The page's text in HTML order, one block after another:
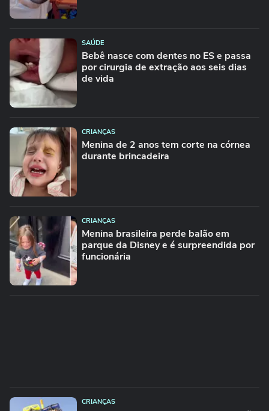
SAÚDE
Bebê nasce com dentes no ES e passa
por cirurgia de extração aos seis dias
de vida
CRIANÇAS
Menina de 2 anos tem corte na córnea
durante brincadeira
CRIANÇAS
Menina brasileira perde balão em
parque da Disney e é surpreendida por
funcionária
CRIANÇAS